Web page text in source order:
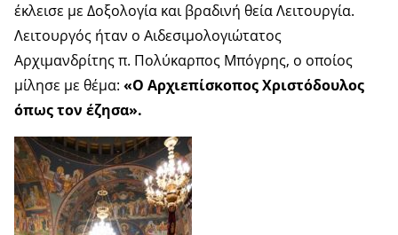
έκλεισε με Δοξολογία και βραδινή θεία Λειτουργία.
Λειτουργός ήταν ο Αιδεσιμολογιώτατος
Αρχιμανδρίτης π. Πολύκαρπος Μπόγρης, ο οποίος
μίλησε με θέμα: «Ο Αρχιεπίσκοπος Χριστόδουλος
όπως τον έζησα».